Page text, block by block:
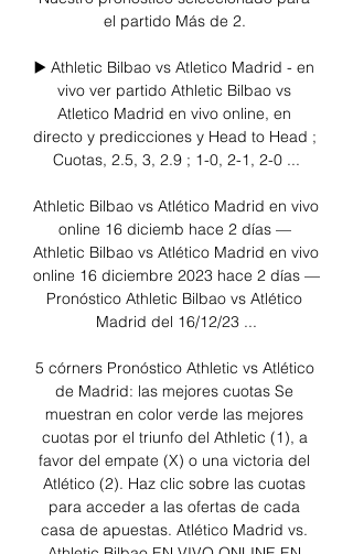
el partido Más de 2.
▶️ Athletic Bilbao vs Atletico Madrid - en
vivo ver partido Athletic Bilbao vs
Atletico Madrid en vivo online, en
directo y predicciones y Head to Head ;
Cuotas, 2.5, 3, 2.9 ; 1-0, 2-1, 2-0 ...
Athletic Bilbao vs Atlético Madrid en vivo
online 16 diciemb hace 2 días —
Athletic Bilbao vs Atlético Madrid en vivo
online 16 diciembre 2023 hace 2 días —
Pronóstico Athletic Bilbao vs Atlético
Madrid del 16/12/23 ...
5 córners Pronóstico Athletic vs Atlético
de Madrid: las mejores cuotas Se
muestran en color verde las mejores
cuotas por el triunfo del Athletic (1), a
favor del empate (X) o una victoria del
Atlético (2). Haz clic sobre las cuotas
para acceder a las ofertas de cada
casa de apuestas. Atlético Madrid vs.